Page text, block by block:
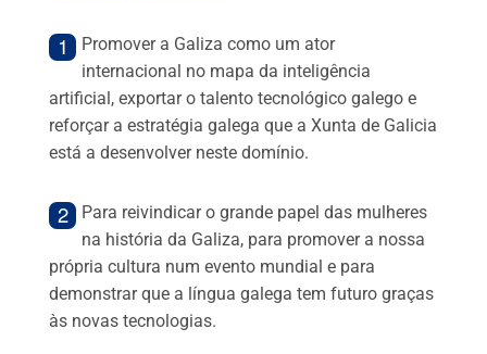
Promover a Galiza como um ator
internacional no mapa da inteligência
artificial, exportar o talento tecnológico galego e
reforçar a estratégia galega que a Xunta de Galicia
está a desenvolver neste domínio.
Para reivindicar o grande papel das mulheres
na história da Galiza, para promover a nossa
própria cultura num evento mundial e para
demonstrar que a língua galega tem futuro graças
às novas tecnologias.